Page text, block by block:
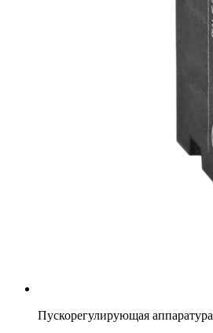
Пускорегулирующая аппаратура